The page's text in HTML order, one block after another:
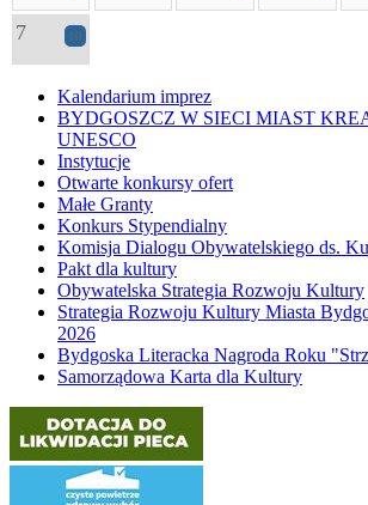
7 10
Kalendarium imprez
BYDGOSZCZ W SIECI MIAST
UNESCO
Instytucje
Otwarte konkursy ofert
Małe Granty
Konkurs Stypendialny
Komisja Dialogu Obywatelskiego ds.
Pakt dla kultury
Obywatelska Strategia Rozwoju Kultury
Strategia Rozwoju Kultury Miasta
2026
Bydgoska Literacka Nagroda Roku
Samorządowa Karta dla Kultury